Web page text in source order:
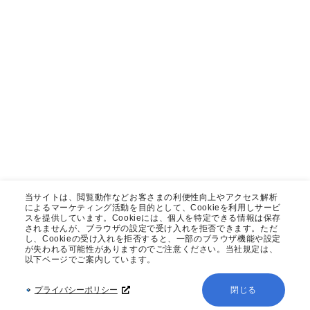
当サイトは、閲覧動作などお客さまの利便性向上やアクセス解析
によるマーケティング活動を目的として、Cookieを利用しサービ
スを提供しています。Cookieには、個人を特定できる情報は保存
されませんが、ブラウザの設定で受け入れを拒否できます。ただ
し、Cookieの受け入れを拒否すると、一部のブラウザ機能や設定
が失われる可能性がありますのでご注意ください。当社規定は、
以下ページでご案内しています。
プライバシーポリシー 閉じる